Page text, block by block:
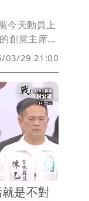
今天動員上
創黨主席柯
，黨主席黃
謝謝今天
「四叉
民眾黨是個
03/29 21:00
是不對